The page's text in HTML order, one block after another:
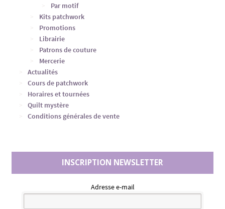
Par motif
Kits patchwork
Promotions
Librairie
Patrons de couture
Mercerie
Actualités
Cours de patchwork
Horaires et tournées
Quilt mystère
Conditions générales de vente
INSCRIPTION NEWSLETTER
Adresse e-mail